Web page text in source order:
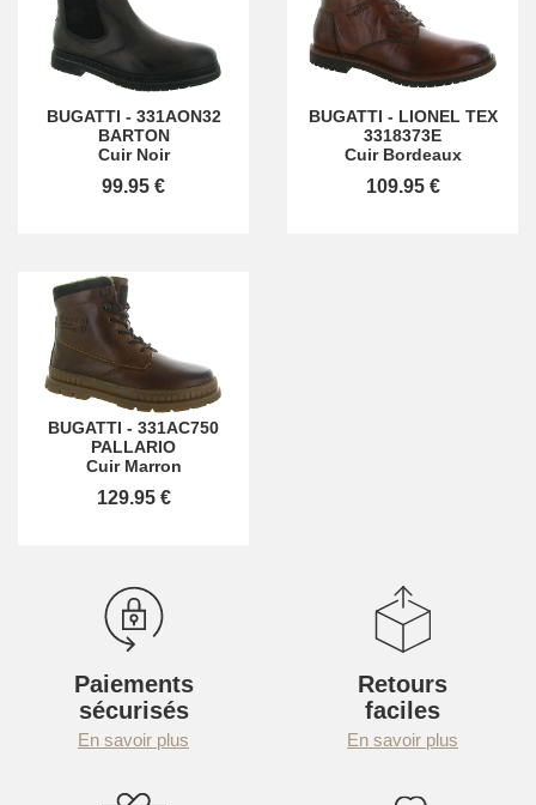
BUGATTI - 331AON32
BARTON
Cuir Noir
99.95 €
BUGATTI - LIONEL TEX
3318373E
Cuir Bordeaux
109.95 €
BUGATTI - 331AC750
PALLARIO
Cuir Marron
129.95 €
Paiements
sécurisés
En savoir plus
Retours
faciles
En savoir plus